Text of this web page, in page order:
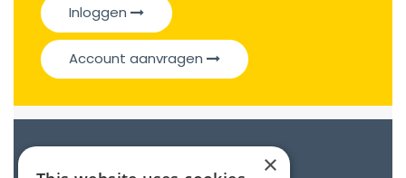
Inloggen
Account aanvragen
×